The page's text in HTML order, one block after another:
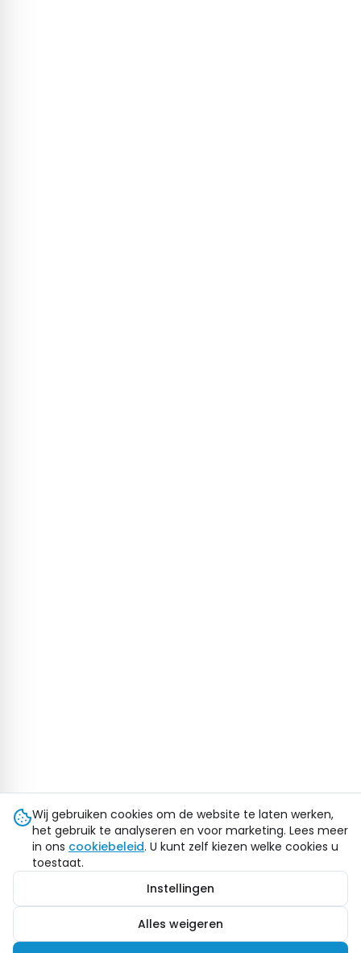
Wij gebruiken cookies om de website te laten werken,
het gebruik te analyseren en voor marketing. Lees meer
in ons cookiebeleid. U kunt zelf kiezen welke cookies u
toestaat.
Instellingen
Alles weigeren